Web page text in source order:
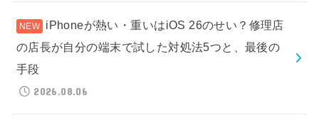
iPhoneが熱い・重いはiOS 26のせい？修理店
の店長が自分の端末で試した対処法5つと、最後の
手段
2026.08.06